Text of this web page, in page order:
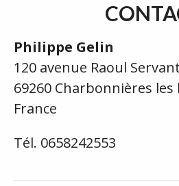
Philippe Gelin
120 avenue Raoul Servant
69260 Charbonnières les
France
Tél. 0658242553